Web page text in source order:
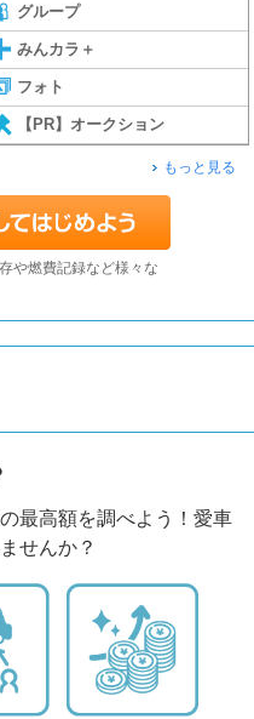
グループ
みんカラ＋
フォト
【PR】オークション
もっと見る
や燃費記録など様々な
最高額を調べよう！愛車
せんか？